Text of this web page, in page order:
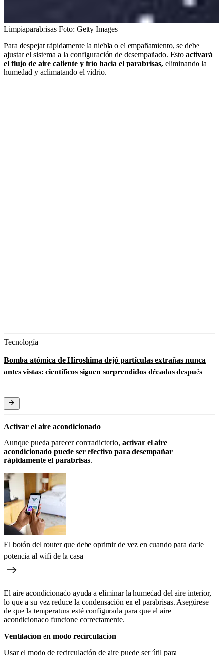
Limpiaparabrisas Foto: Getty Images
Para despejar rápidamente la niebla o el empañamiento, se debe
ajustar el sistema a la configuración de desempañado. Esto activará
el flujo de aire caliente y frío hacia el parabrisas, eliminando la
humedad y aclimatando el vidrio.
Tecnología
Bomba atómica de Hiroshima dejó partículas extrañas nunca
antes vistas: científicos siguen sorprendidos décadas después
Activar el aire acondicionado
Aunque pueda parecer contradictorio, activar el aire
acondicionado puede ser efectivo para desempañar
rápidamente el parabrisas.
El botón del router que debe oprimir de vez en cuando para darle
potencia al wifi de la casa
El aire acondicionado ayuda a eliminar la humedad del aire interior,
lo que a su vez reduce la condensación en el parabrisas. Asegúrese
de que la temperatura esté configurada para que el aire
acondicionado funcione correctamente.
Ventilación en modo recirculación
Usar el modo de recirculación de aire puede ser útil para